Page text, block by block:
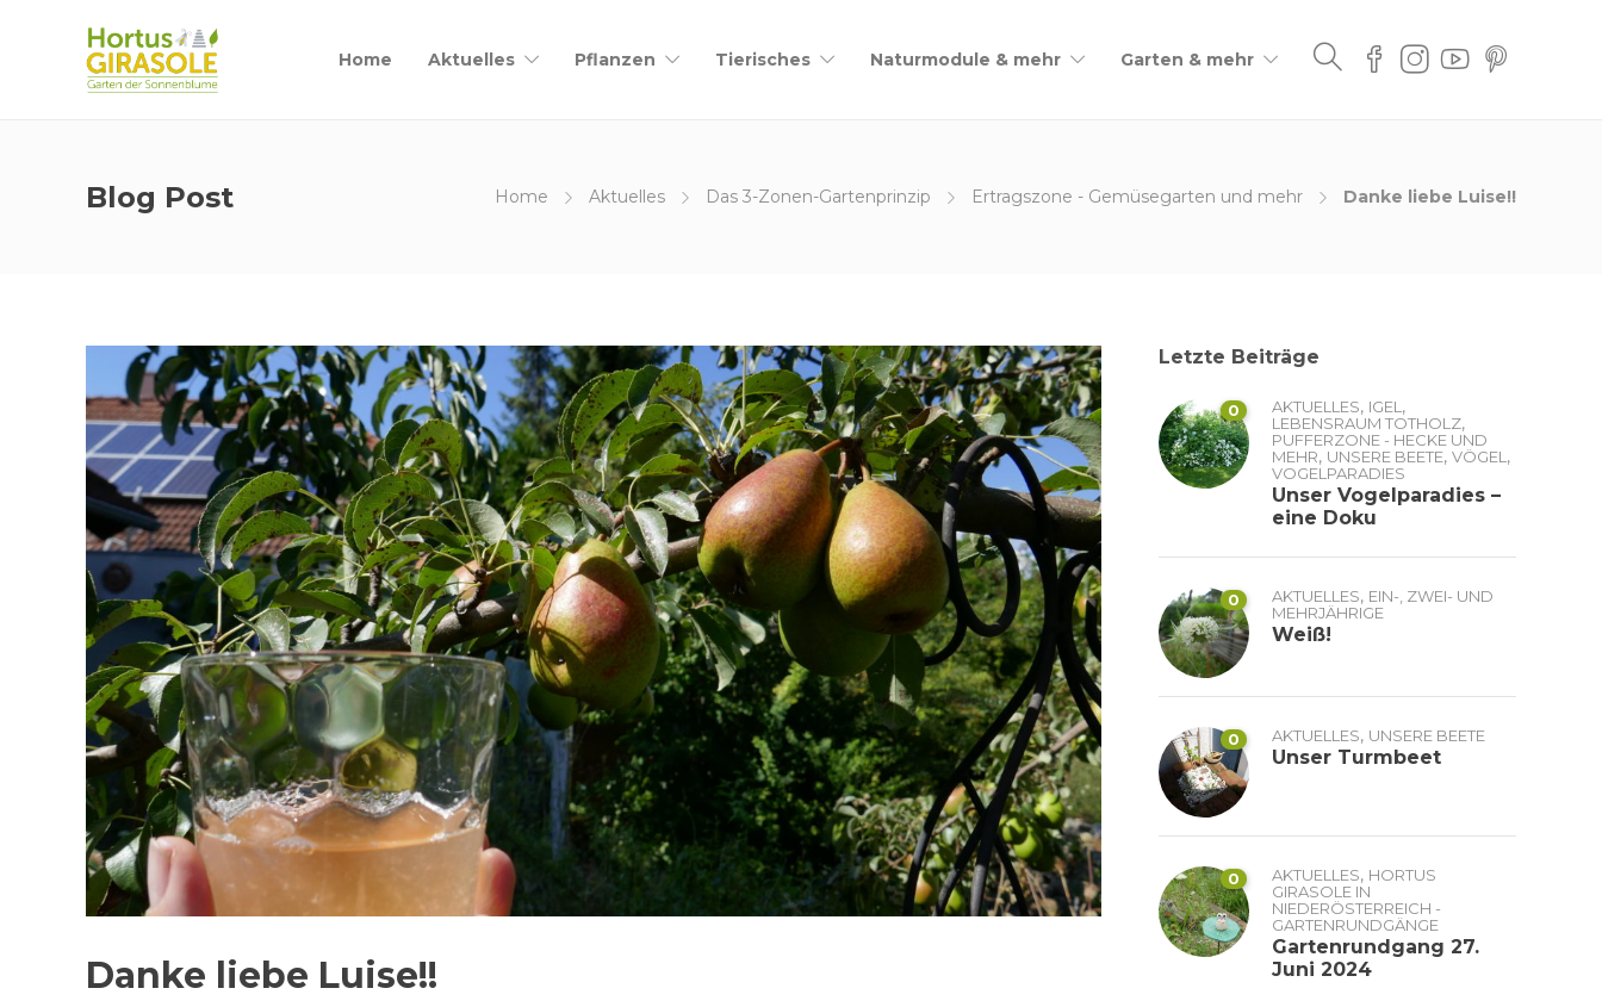
Home Aktuelles Pflanzen Tierisches Naturmodule & mehr Garten & mehr
Blog Post Home Aktuelles Das 3-Zonen-Gartenprinzip Ertragszone - Gemüsegarten und mehr Danke liebe Luise!!
Danke liebe Luise!!
Letzte Beiträge
0 AKTUELLES, IGEL ,
LEBENSRAUM TOTHOLZ,
PUFFERZONE - HECKE UND
MEHR, UNSERE BEETE, VÖGEL ,
VOGELPARADIES
Unser Vogelparadies –
eine Doku
0 AKTUELLES, EIN-, ZWEI- UND
MEHRJÄHRIGE
Weiß!
0 AKTUELLES, UNSERE BEETE
Unser Turmbeet
0 AKTUELLES, HORTUS
GIRASOLE IN
NIEDERÖSTERREICH -
GARTENRUNDGÄNGE
Gartenrundgang 27.
Juni 2024